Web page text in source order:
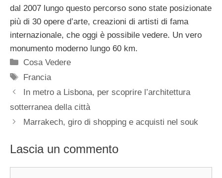
dal 2007 lungo questo percorso sono state posizionate
più di 30 opere d’arte, creazioni di artisti di fama
internazionale, che oggi è possibile vedere. Un vero
monumento moderno lungo 60 km.
Categorie
Cosa Vedere
Tag
Francia
In metro a Lisbona, per scoprire l’architettura
sotterranea della città
Marrakech, giro di shopping e acquisti nel souk
Lascia un commento